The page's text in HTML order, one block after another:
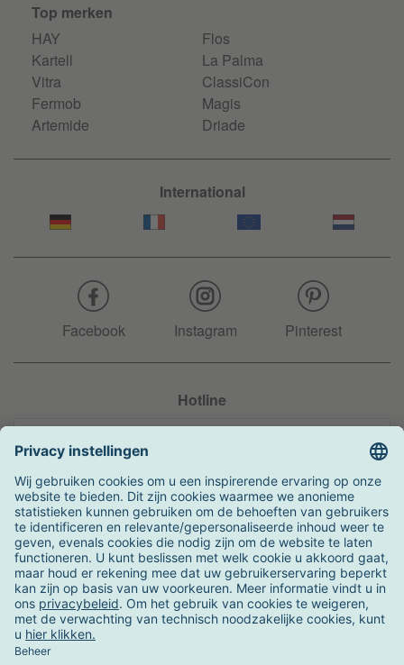
Top merken
HAY
Kartell
Vitra
Fermob
Artemide
Flos
La Palma
ClassiCon
Magis
Driade
International
Facebook Instagram Pinterest
Hotline
Zo kunt u betalen
Verzending